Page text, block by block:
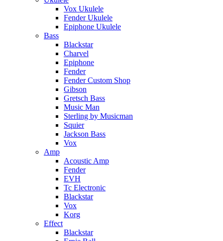
Vox Ukulele
Fender Ukulele
Epiphone Ukulele
Bass
Blackstar
Charvel
Epiphone
Fender
Fender Custom Shop
Gibson
Gretsch Bass
Music Man
Sterling by Musicman
Squier
Jackson Bass
Vox
Amp
Acoustic Amp
Fender
EVH
Tc Electronic
Blackstar
Vox
Korg
Effect
Blackstar